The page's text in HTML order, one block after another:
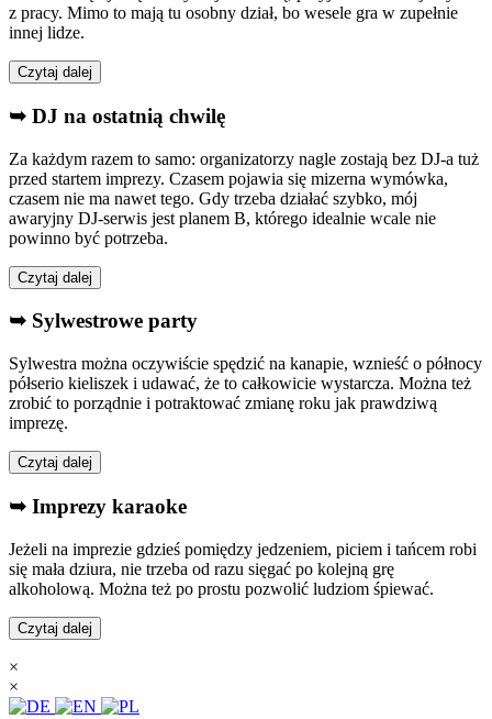
z pracy. Mimo to mają tu osobny dział, bo wesele gra w zupełnie
innej lidze.
Czytaj dalej
➥ DJ na ostatnią chwilę
Za każdym razem to samo: organizatorzy nagle zostają bez DJ-a tuż
przed startem imprezy. Czasem pojawia się mizerna wymówka,
czasem nie ma nawet tego. Gdy trzeba działać szybko, mój
awaryjny DJ-serwis jest planem B, którego idealnie wcale nie
powinno być potrzeba.
Czytaj dalej
➥ Sylwestrowe party
Sylwestra można oczywiście spędzić na kanapie, wznieść o północy
półserio kieliszek i udawać, że to całkowicie wystarcza. Można też
zrobić to porządnie i potraktować zmianę roku jak prawdziwą
imprezę.
Czytaj dalej
➥ Imprezy karaoke
Jeżeli na imprezie gdzieś pomiędzy jedzeniem, piciem i tańcem robi
się mała dziura, nie trzeba od razu sięgać po kolejną grę
alkoholową. Można też po prostu pozwolić ludziom śpiewać.
Czytaj dalej
×
×